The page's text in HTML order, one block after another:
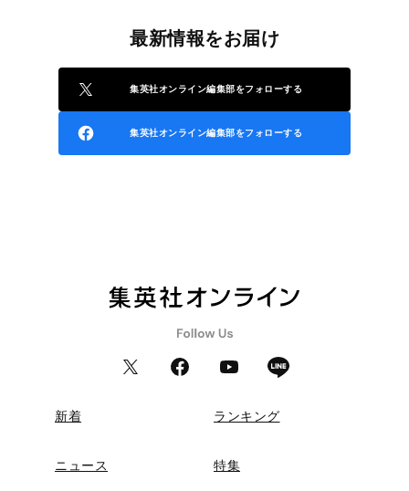
最新情報をお届け
集英社オンライン編集部をフォローする
集英社オンライン編集部をフォローする
新着 ランキング
ニュース 特集